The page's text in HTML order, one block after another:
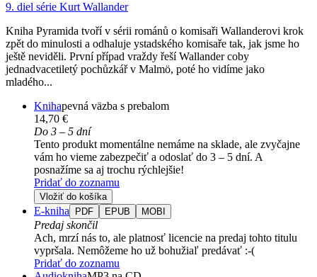
9. diel série Kurt Wallander
Kniha Pyramida tvoří v sérii románů o komisaři Wallanderovi krok
zpět do minulosti a odhaluje ystadského komisaře tak, jak jsme ho
ještě neviděli. První případ vraždy řeší Wallander coby
jednadvacetiletý pochůzkář v Malmö, poté ho vidíme jako
mladého...
Knihapevná väzba s prebalom
14,70 €
Do 3 – 5 dní
Tento produkt momentálne nemáme na sklade, ale zvyčajne
vám ho vieme zabezpečiť a odoslať do 3 – 5 dní. A
posnažíme sa aj trochu rýchlejšie!
Pridať do zoznamu
Vložiť do košíka
E-kniha PDF EPUB MOBI
Predaj skončil
Ach, mrzí nás to, ale platnosť licencie na predaj tohto titulu
vypršala. Nemôžeme ho už bohužiaľ predávať :-(
Pridať do zoznamu